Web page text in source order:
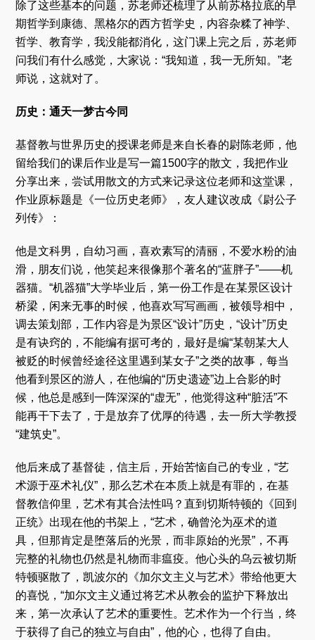
除了这些基本的问题，苏老师还梳理了从前苏格拉底的早
期哲学到康德、黑格尔的西方哲学史，内容杂糅了神学、
哲学、教育学，我没能都消化，这门课上完之后，苏老师
问我们有什么感觉，大家说：“我知道，我一无所知。”老
师说，这就对了。
历史：通天一梦古今同
基督教与世界历史的授课老师是来自长春的尉陈老师，他
留给我们的课后作业是写一篇1500字的散文，我把作业
分享出来，尝试用散文的方式来记录这位老师和这堂课，
作业原标题是《一位历史老师》，友人建议改成《尉公子
列传》：
他是文科男，自幼习画，喜欢素写的清丽，不爱水粉的油
滑，朋友们说，他笑起来很像那个著名的“蓝胖子”——机
器猫。“机器猫”大学毕业后，第一份工作是在某景区设计
桥梁，闲来无事的时候，他喜欢写写画画，被领导相中，
调去策划部，工作内容是为景区“设计”历史，“设计”历史
是有诀窍的，不能编有据可考的，最好是编“某朝某大人
被贬的时候曾经途径这里遇到某女子”之类的故事，每当
他看到景区的游人，在他编的“历史遗迹”边上合影的时
候，他总是感到一阵深深的“虚无”，他觉得这种“脏活”不
能再干下去了，于是放弃了优厚的待遇，去一所大学教授
“建筑史”。
他后来成了基督徒，信主后，开始苦恼自己的专业，“艺
术源于巫术礼仪”，那么艺术在本质上就是有罪的，在基
督教信仰里，艺术有其合法性吗？直到切斯特顿的《回到
正统》出现在他的书架上，“艺术，确曾沦为巫术的道
具，但那肯定是堕落后的光景，而非原始的光景”，不再
完整的礼物也仍然是礼物而非瘟疫。他心头的乌云被切斯
特顿驱散了，凯波尔的《加尔文主义与艺术》带给他更大
的喜悦，“加尔文主义通过将艺术从教会的监护下释放出
来，第一次承认了艺术的重要性。艺术作为一个行当，终
于获得了自己的独立与自由”，他的心，也得了自由。